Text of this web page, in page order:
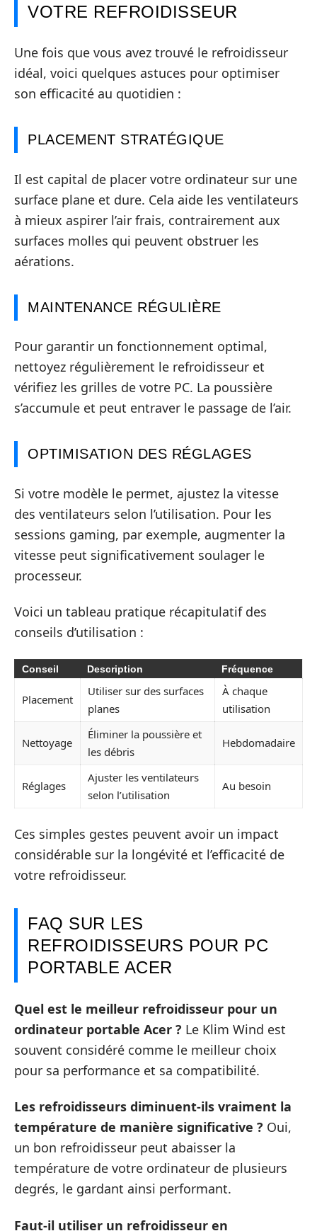
VOTRE REFROIDISSEUR
Une fois que vous avez trouvé le refroidisseur
idéal, voici quelques astuces pour optimiser
son efficacité au quotidien :
PLACEMENT STRATÉGIQUE
Il est capital de placer votre ordinateur sur une
surface plane et dure. Cela aide les ventilateurs
à mieux aspirer l’air frais, contrairement aux
surfaces molles qui peuvent obstruer les
aérations.
MAINTENANCE RÉGULIÈRE
Pour garantir un fonctionnement optimal,
nettoyez régulièrement le refroidisseur et
vérifiez les grilles de votre PC. La poussière
s’accumule et peut entraver le passage de l’air.
OPTIMISATION DES RÉGLAGES
Si votre modèle le permet, ajustez la vitesse
des ventilateurs selon l’utilisation. Pour les
sessions gaming, par exemple, augmenter la
vitesse peut significativement soulager le
processeur.
Voici un tableau pratique récapitulatif des
conseils d’utilisation :
Conseil Description Fréquence
Placement
Utiliser sur des surfaces
planes
À chaque
utilisation
Nettoyage
Éliminer la poussière et
les débris
Hebdomadaire
Réglages
Ajuster les ventilateurs
selon l’utilisation
Au besoin
Ces simples gestes peuvent avoir un impact
considérable sur la longévité et l’efficacité de
votre refroidisseur.
FAQ SUR LES
REFROIDISSEURS POUR PC
PORTABLE ACER
Quel est le meilleur refroidisseur pour un
ordinateur portable Acer ? Le Klim Wind est
souvent considéré comme le meilleur choix
pour sa performance et sa compatibilité.
Les refroidisseurs diminuent-ils vraiment la
température de manière significative ? Oui,
un bon refroidisseur peut abaisser la
température de votre ordinateur de plusieurs
degrés, le gardant ainsi performant.
Faut-il utiliser un refroidisseur en